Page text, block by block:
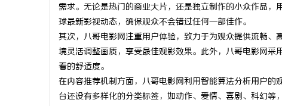
需求。无论是热门的商业大片，还是独立制作的小众作品
球最新影视动态，确保观众不会错过任何一部佳作。
其次，八哥电影网注重用户体验，致力于为观众提供流畅
境灵活调整画质，享受最佳观影效果。此外，八哥电影网
看的舒适度。
在内容推荐机制方面，八哥电影网利用智能算法分析用户
台还设有多样化的分类标签，如动作、爱情、喜剧、科幻等